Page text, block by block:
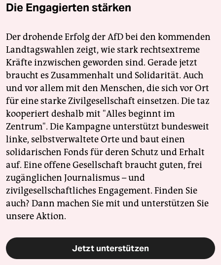
Die Engagierten stärken
Der drohende Erfolg der AfD bei den kommenden
Landtagswahlen zeigt, wie stark rechtsextreme
Kräfte inzwischen geworden sind. Gerade jetzt
braucht es Zusammenhalt und Solidarität. Auch
und vor allem mit den Menschen, die sich vor Ort
für eine starke Zivilgesellschaft einsetzen. Die taz
kooperiert deshalb mit "Alles beginnt im
Zentrum". Die Kampagne unterstützt bundesweit
linke, selbstverwaltete Orte und baut einen
solidarischen Fonds für deren Schutz und Erhalt
auf. Eine offene Gesellschaft braucht guten, frei
zugänglichen Journalismus – und
zivilgesellschaftliches Engagement. Finden Sie
auch? Dann machen Sie mit und unterstützen Sie
unsere Aktion.
Jetzt unterstützen